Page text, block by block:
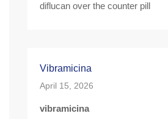
diflucan over the counter pill
Vibramicina
April 15, 2026
vibramicina